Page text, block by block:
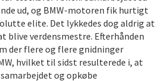
ud, og BMW-motoren fik hurtigt
elite. Det lykkedes dog aldrig at
blive verdensmestre. Efterhånden
der flere og flere gnidninger
hvilket til sidst resulterede i, at
og opkøbe